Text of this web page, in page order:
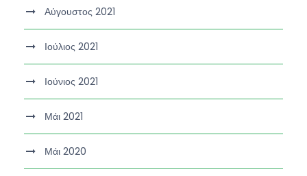
Αύγουστος 2021
Ιούλιος 2021
Ιούνιος 2021
Μάι 2021
Μάι 2020